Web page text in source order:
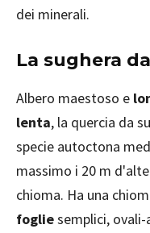
dei minerali.
La sughera
Albero maestoso e
lenta, la quercia da
specie autoctona
massimo i 20 m
chioma. Ha una
fogliesemplici,